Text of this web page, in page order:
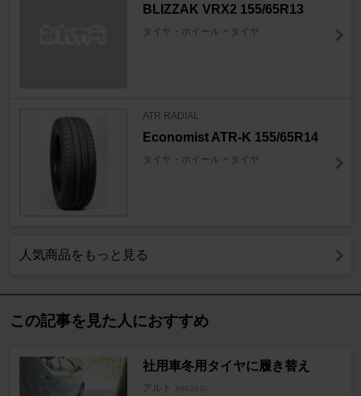
BLIZZAK VRX2 155/65R13
タイヤ・ホイール > タイヤ
ATR RADIAL
Economist ATR-K 155/65R14
タイヤ・ホイール > タイヤ
人気商品をもっと見る
この記事を見た人におすすめ
社用車冬用タイヤに履き替え
アルト [HA36S]